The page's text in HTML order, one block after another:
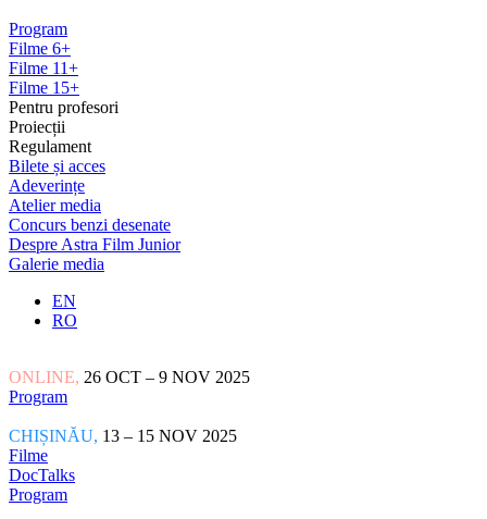
Program
Filme 6+
Filme 11+
Filme 15+
Pentru profesori
Proiecții
Regulament
Bilete și acces
Adeverințe
Atelier media
Concurs benzi desenate
Despre Astra Film Junior
Galerie media
EN
RO
ONLINE, 26 OCT – 9 NOV 2025
Program
CHIȘINĂU, 13 – 15 NOV 2025
Filme
DocTalks
Program